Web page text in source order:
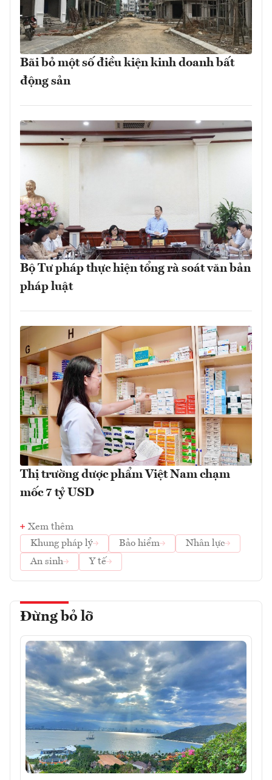
Bãi bỏ một số điều kiện kinh doanh bất
động sản
Bộ Tư pháp thực hiện tổng rà soát văn bản
pháp luật
Thị trường dược phẩm Việt Nam chạm
mốc 7 tỷ USD
Xem thêm
Khung pháp lý
Bảo hiểm
Nhân lực
An sinh
Y tế
Đừng bỏ lỡ